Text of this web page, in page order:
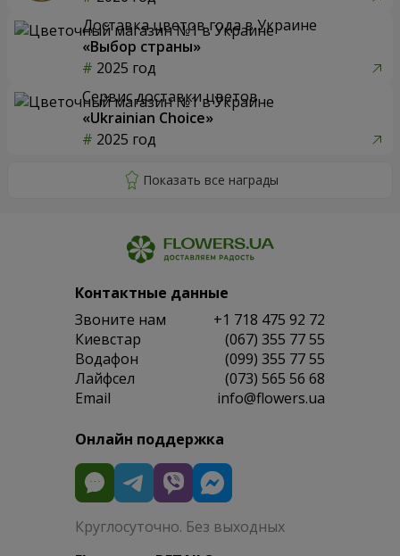
Доставка цветов года в Украине
«Выбор страны»
2025 год
Сервис доставки цветов
«Ukrainian Choice»
2025 год
Контактные данные
Звоните нам
+1 718 475 92 72
Киевстар
(067) 355 77 55
Водафон
(099) 355 77 55
Лайфсел
(073) 565 56 68
Email
info@flowers.ua
Онлайн поддержка
Круглосуточно. Без выходных